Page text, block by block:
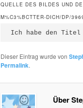
QUELLE DES BILDES UND
M%C3%BCTTER-DICH/DP/
Ich habe den Titel
Dieser Eintrag wurde von
Permalink.
Über